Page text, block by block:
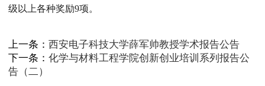
级以上各种奖励9项。
上一条： 西安电子科技大学薛军帅教授学术报告公告
下一条： 化学与材料工程学院创新创业培训系列报告公
告（二）